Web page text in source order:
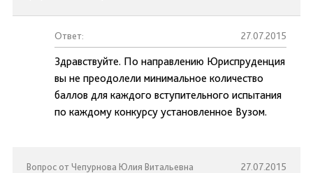
Ответ: 27.07.2015
Здравствуйте. По направлению Юриспруденция
вы не преодолели минимальное количество
баллов для каждого вступительного испытания
по каждому конкурсу установленное Вузом.
Вопрос от Чепурнова Юлия Витальевна 27.07.2015